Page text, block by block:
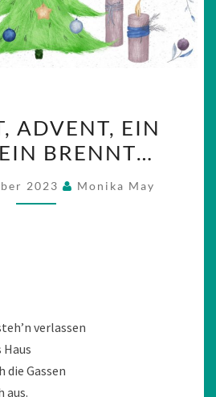
ADVENT,
EIN
BRENNT…
ADVENT, EIN
BRENNT…
2023 Monika May
verlassen
die Gassen
aus.